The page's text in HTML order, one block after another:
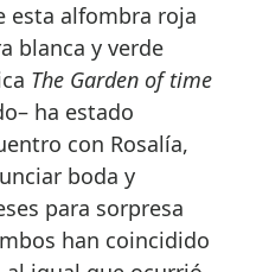
esta alfombra roja
blanca y verde
The Garden of time
ha estado
con Rosalía,
boda y
para sorpresa
han coincidido